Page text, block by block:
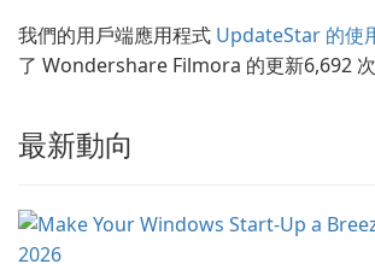
我們的用戶端應用程式 UpdateStar 的使
了 Wondershare Filmora 的更新6,692 次
最新動向